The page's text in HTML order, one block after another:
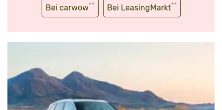
Bei carwow** Bei LeasingMarkt**